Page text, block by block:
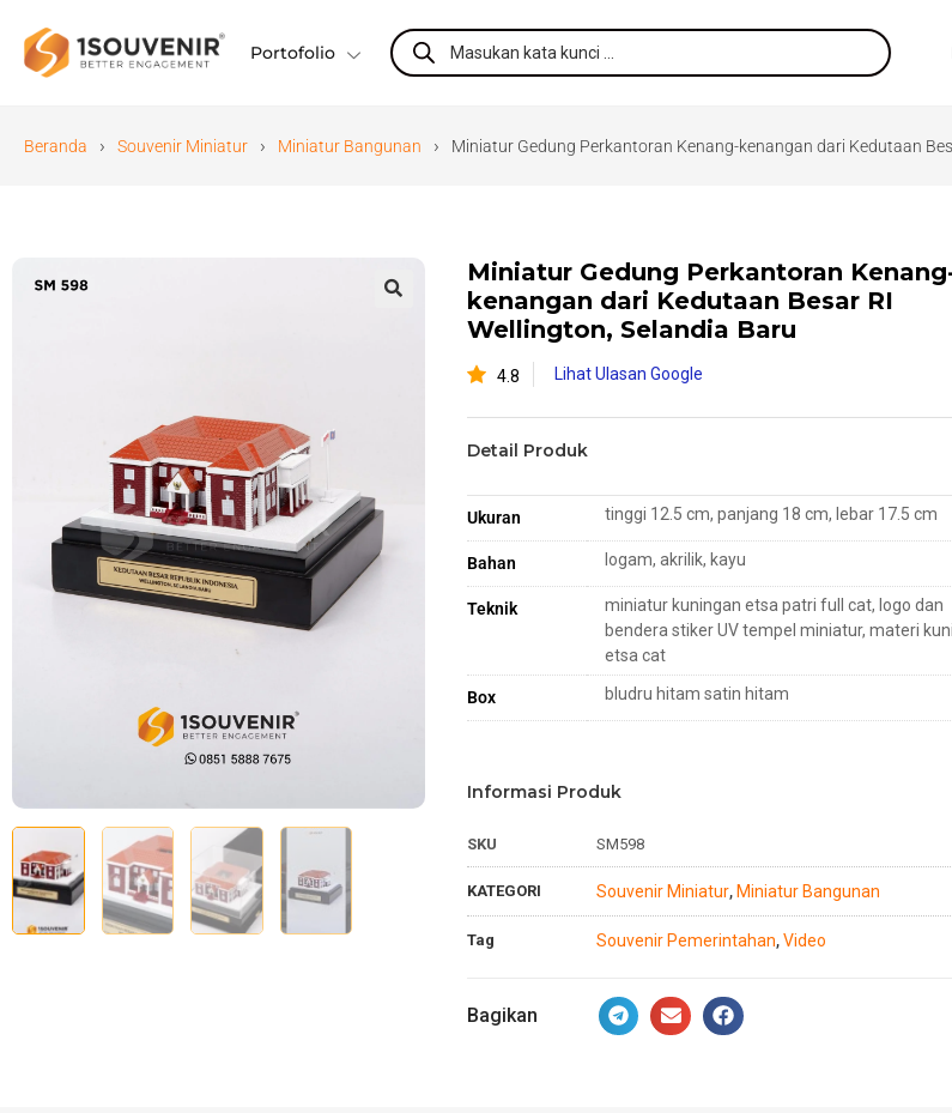
Portofolio
Beranda › Souvenir Miniatur › Miniatur Bangunan › Miniatur Gedung Perkantoran Kenang-kenangan dari Kedutaan
Miniatur Gedung Perkantoran
kenangan dari Kedutaan Besar RI
Wellington, Selandia Baru
4.8 Lihat Ulasan Google
Detail Produk
Ukuran tinggi 12.5 cm, panjang 18 cm, lebar 17.5 cm
Bahan logam, akrilik, kayu
Teknik
miniatur kuningan etsa patri full cat, logo dan
bendera stiker UV tempel miniatur, materi
etsa cat
Box bludru hitam satin hitam
Informasi Produk
SKU SM598
KATEGORI Souvenir Miniatur, Miniatur Bangunan
Tag Souvenir Pemerintahan, Video
Bagikan